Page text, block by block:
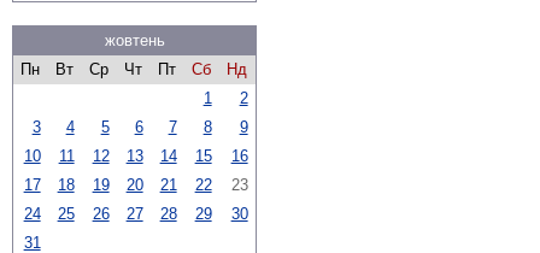
жовтень
Пн
Вт Ср Чт Пт Сб
Нд
1
2
3
4 5 6 7 8
9
10
11 12 13 14 15
16
17
18 19 20 21 22
23
24
25 26 27 28 29
30
31